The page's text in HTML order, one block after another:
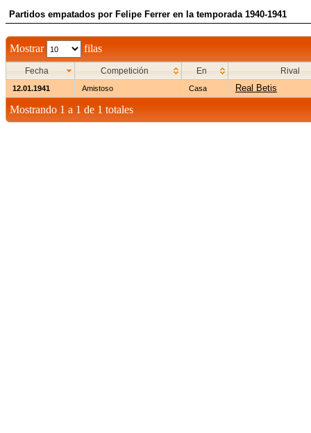
Partidos empatados por Felipe Ferrer en la temporada 1940-1941
Mostrar filas
Fecha Competición En Rival
12.01.1941 Amistoso Casa Real Betis
Mostrando 1 a 1 de 1 totales